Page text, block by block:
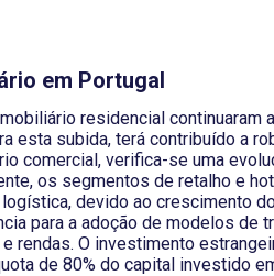
em Portugal
residencial continuaram
esta subida, terá contribuído a
comercial, verifica-se uma
os segmentos de retalho e
devido ao crescimento
para a adoção de modelos de
rendas. O investimento
de 80% do capital investido